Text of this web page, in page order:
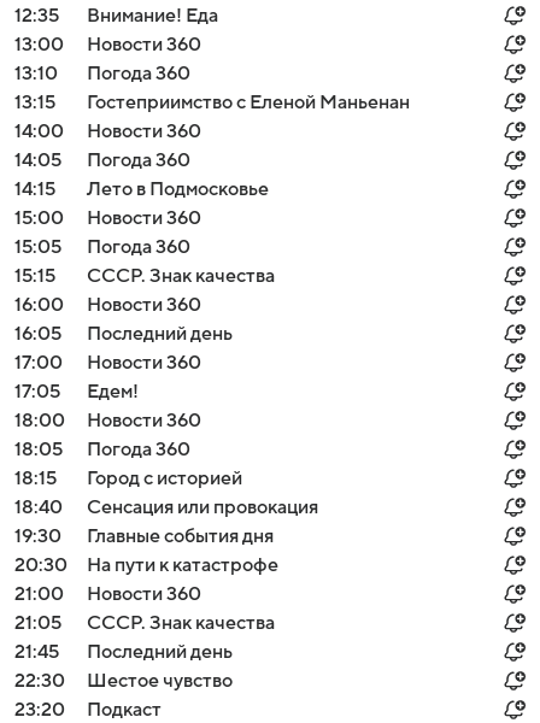
12:35
Внимание! Еда
13:00
Новости 360
13:10
Погода 360
13:15
Гостеприимство с Еленой Маньенан
14:00
Новости 360
14:05
Погода 360
14:15
Лето в Подмосковье
15:00
Новости 360
15:05
Погода 360
15:15
СССР. Знак качества
16:00
Новости 360
16:05
Последний день
17:00
Новости 360
17:05
Едем!
18:00
Новости 360
18:05
Погода 360
18:15
Город с историей
18:40
Сенсация или провокация
19:30
Главные события дня
20:30
На пути к катастрофе
21:00
Новости 360
21:05
СССР. Знак качества
21:45
Последний день
22:30
Шестое чувство
23:20
Подкаст